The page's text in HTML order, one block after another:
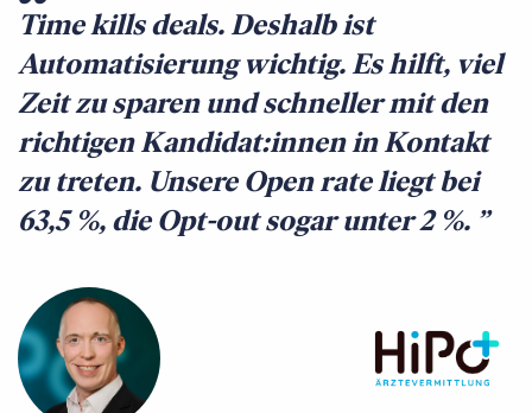
Time kills deals. Deshalb ist
Automatisierung wichtig. Es hilft, viel
Zeit zu sparen und schneller mit den
richtigen Kandidat:innen in Kontakt
zu treten. Unsere Open rate liegt bei
63,5 %, die Opt-out sogar unter 2 %.